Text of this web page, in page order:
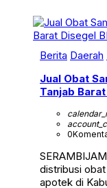
Berita Daerah
Jual Obat
Tanjab
0
distribusi
apotek di